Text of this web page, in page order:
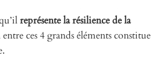
représente la résilience de la
ces 4 grands éléments constitue